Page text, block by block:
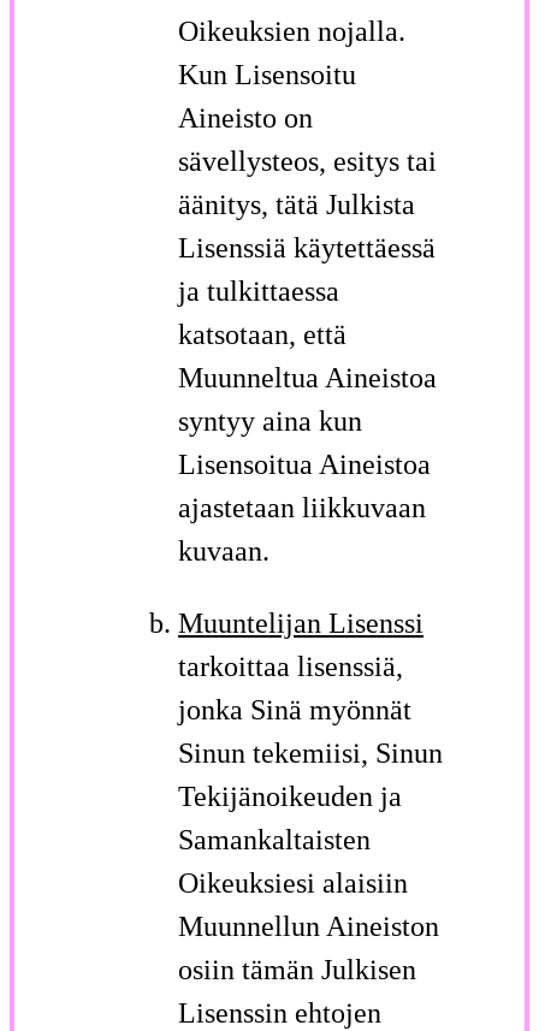
Oikeuksien nojalla.
Kun Lisensoitu
Aineisto on
sävellysteos, esitys tai
äänitys, tätä Julkista
Lisenssiä käytettäessä
ja tulkittaessa
katsotaan, että
Muunneltua Aineistoa
syntyy aina kun
Lisensoitua Aineistoa
ajastetaan liikkuvaan
kuvaan.
Muuntelijan Lisenssi
tarkoittaa lisenssiä,
jonka Sinä myönnät
Sinun tekemiisi, Sinun
Tekijänoikeuden ja
Samankaltaisten
Oikeuksiesi alaisiin
Muunnellun Aineiston
osiin tämän Julkisen
Lisenssin ehtojen